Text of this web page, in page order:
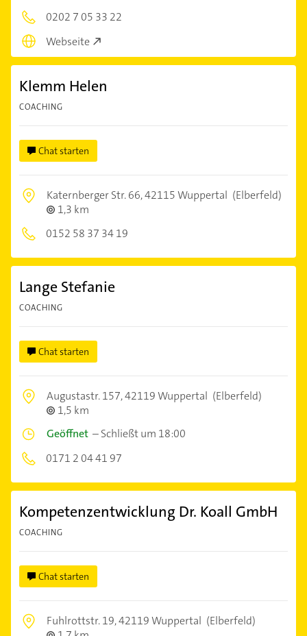
0202 7 05 33 22
Webseite
Klemm Helen
COACHING
Chat starten
Katernberger Str. 66,42115 Wuppertal (Elberfeld)
1,3 km
0152 58 37 34 19
Lange Stefanie
COACHING
Chat starten
Augustastr. 157,42119 Wuppertal (Elberfeld)
1,5 km
Geöffnet –Schließt um 18:00
0171 2 04 41 97
Kompetenzentwicklung Dr. Koall GmbH
COACHING
Chat starten
Fuhlrottstr. 19,42119 Wuppertal (Elberfeld)